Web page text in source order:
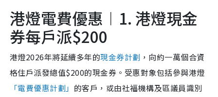
港燈電費優惠︱1. 港燈現金
券每戶派$200
港燈2026年將延續多年的現金券計劃 ，向約一萬個合資
格住戶派發總值$200的現金券。受惠對象包括參與港燈
「電費優惠計劃」 的客戶，或由社福機構及區議員識別